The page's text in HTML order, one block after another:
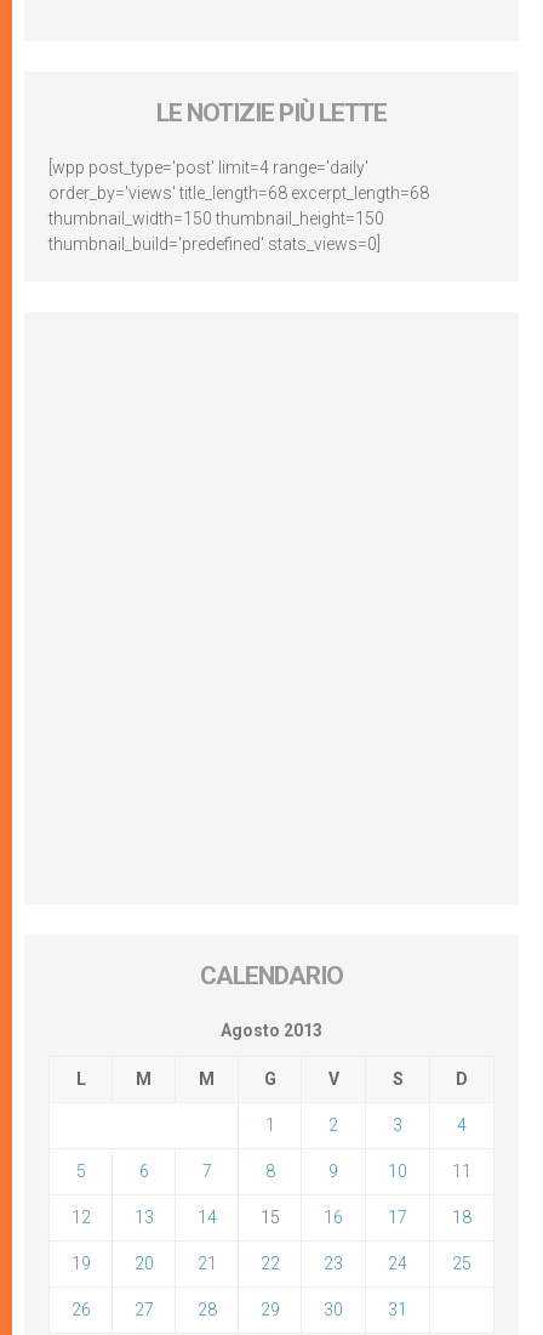
LE NOTIZIE PIÙ LETTE
[wpp post_type='post' limit=4 range='daily'
order_by='views' title_length=68 excerpt_length=68
thumbnail_width=150 thumbnail_height=150
thumbnail_build='predefined' stats_views=0]
CALENDARIO
Agosto 2013
L M M G V S D
1 2 3 4
5 6 7 8 9 10 11
12 13 14 15 16 17 18
19 20 21 22 23 24 25
26 27 28 29 30 31